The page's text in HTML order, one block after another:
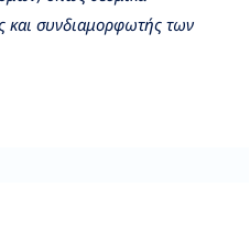
και συνδιαμορφωτής των